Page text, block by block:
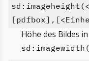
Höhe des Bildes